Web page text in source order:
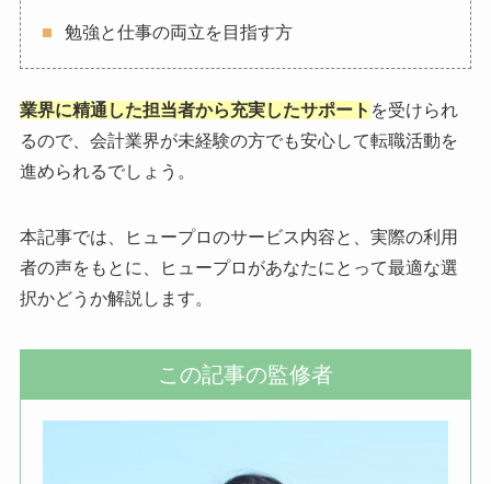
勉強と仕事の両立を目指す方
業界に精通した担当者から充実したサポート を受けられ
るので、会計業界が未経験の方でも安心して転職活動を
進められるでしょう。
本記事では、ヒュープロのサービス内容と、実際の利用
者の声をもとに、ヒュープロがあなたにとって最適な選
択かどうか解説します。
この記事の監修者